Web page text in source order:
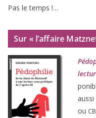
Pas le temps !…
Sur « l’affaire
ou CB